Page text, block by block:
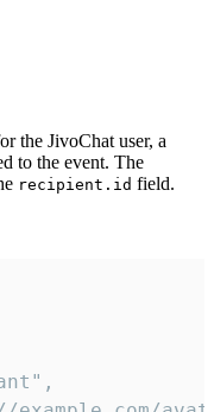
the JivoChat user, a
to the event. The
recipient.id field.